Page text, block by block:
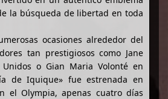
la búsqueda de libertad en toda
ocasiones alrededor del
tan prestigiosos como Jane
Unidos o Gian Maria Volonté en
de Iquique» fue estrenada en
el Olympia, apenas cuatro días